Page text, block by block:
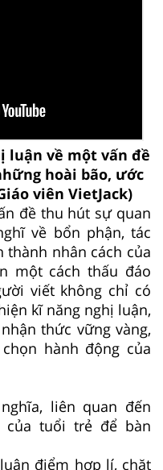
luận về một vấn đề
hoài bão, ước
viên VietJack)
đề thu hút sự quan
về bổn phận, tác
thành nhân cách của
một cách thấu đáo
viết không chỉ có
kĩ năng nghị luận,
thức vững vàng,
hành động của
liên quan đến
của tuổi trẻ để bàn
điểm hợp lí, chặt